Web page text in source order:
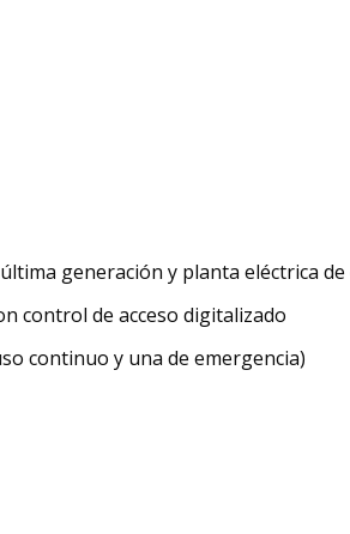
generación y planta eléctrica
control de acceso digitalizado
continuo y una de emergencia)